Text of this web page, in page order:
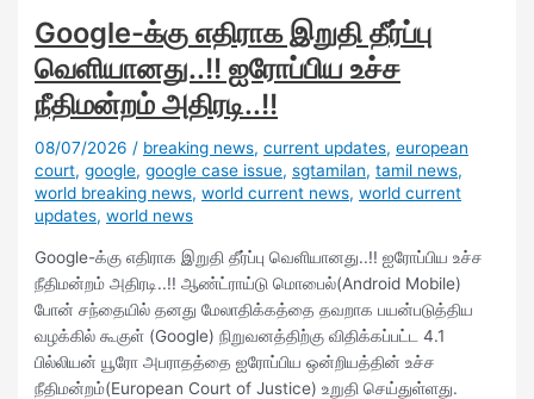
Google-க்கு எதிராக இறுதி தீர்ப்பு
வெளியானது..!! ஐரோப்பிய உச்ச
நீதிமன்றம் அதிரடி..!!
08/07/2026 / breaking news,current updates,european
court,google,google case issue,sgtamilan,tamil news,
world breaking news,world current news,world current
updates,world news
Google-க்கு எதிராக இறுதி தீர்ப்பு வெளியானது..!! ஐரோப்பிய உச்ச
நீதிமன்றம் அதிரடி..!! ஆண்ட்ராய்டு மொபைல்(Android Mobile)
போன் சந்தையில் தனது மேலாதிக்கத்தை தவறாக பயன்படுத்திய
வழக்கில் கூகுள் (Google) நிறுவனத்திற்கு விதிக்கப்பட்ட 4.1
பில்லியன் யூரோ அபராதத்தை ஐரோப்பிய ஒன்றியத்தின் உச்ச
நீதிமன்றம்(European Court of Justice) உறுதி செய்துள்ளது.